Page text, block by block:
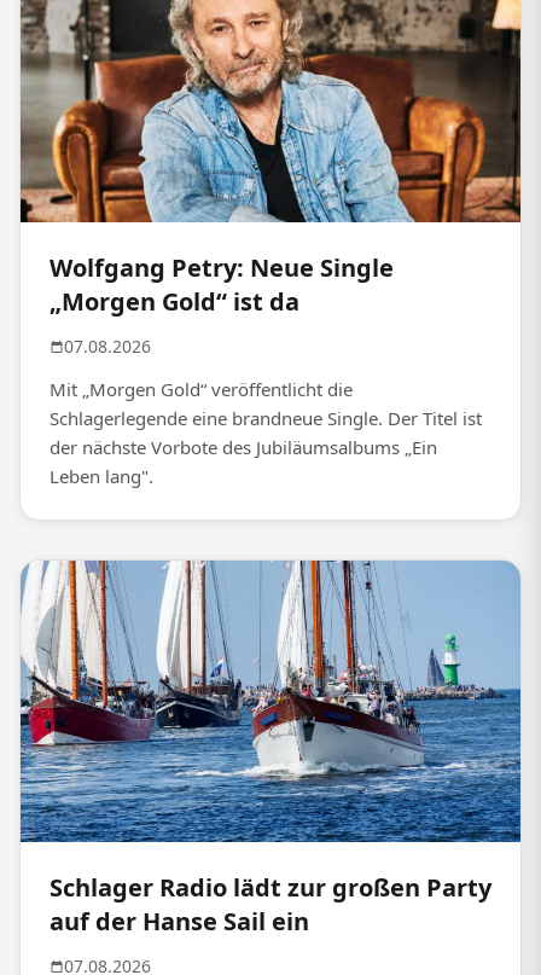
Wolfgang Petry: Neue Single
„Morgen Gold“ ist da
07.08.2026
Mit „Morgen Gold“ veröffentlicht die
Schlagerlegende eine brandneue Single. Der Titel ist
der nächste Vorbote des Jubiläumsalbums „Ein
Leben lang".
Schlager Radio lädt zur großen Party
auf der Hanse Sail ein
07.08.2026